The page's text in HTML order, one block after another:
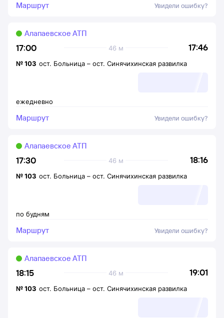
Маршрут Увидели ошибку?
17:00 17:46
46 м
Алапаевское АТП
ежедневно
№103 ост. Больница – ост. Синячихинская развилка
Маршрут Увидели ошибку?
17:30 18:16
46 м
Алапаевское АТП
по будням
№103 ост. Больница – ост. Синячихинская развилка
Маршрут Увидели ошибку?
18:15 19:01
46 м
Алапаевское АТП
№103 ост. Больница – ост. Синячихинская развилка